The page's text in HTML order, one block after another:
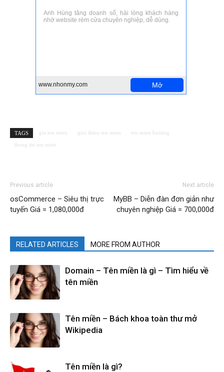
TAGS gia ten mien gioi thieu ten mien
ten mien hosting
thong tin ten mien
Previous article
osCommerce – Siêu thị trực
tuyến Giá = 1,080,000đ
Next article
MyBB – Diễn đàn đơn giản như
chuyên nghiệp Giá = 700,000đ
RELATED ARTICLES MORE FROM AUTHOR
Domain – Tên miền là gì – Tìm hiểu về
tên miền
Tên miền – Bách khoa toàn thư mở
Wikipedia
Tên miền là gì?